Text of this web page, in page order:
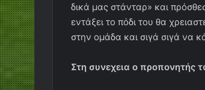
δικά μας στάνταρ» και
εντάξει το πόδι του θα
στην ομάδα και σιγά σιγά να
Στη συνεχεια ο προπονητής